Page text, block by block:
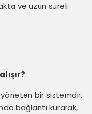
ve uzun süreli
bir sistemdir.
bağlantı kurarak,